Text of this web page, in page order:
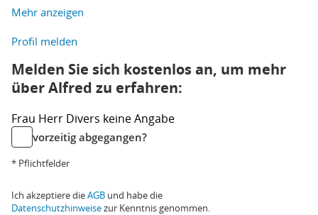
Mehr anzeigen
Profil melden
Melden Sie sich kostenlos an, um mehr
über Alfred zu erfahren:
Frau Herr Divers keine Angabe
vorzeitig abgegangen?
* Pflichtfelder
Ich akzeptiere dieAGB und habe die
Datenschutzhinweisezur Kenntnis genommen.